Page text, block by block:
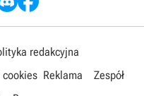
redakcyjna
Reklama
Zespół